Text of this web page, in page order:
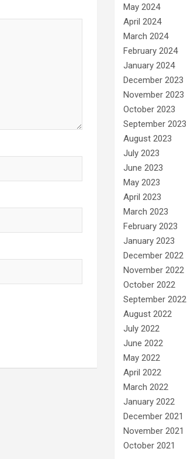
May 2024
April 2024
March 2024
February 2024
January 2024
December 2023
November 2023
October 2023
September 2023
August 2023
July 2023
June 2023
May 2023
April 2023
March 2023
February 2023
January 2023
December 2022
November 2022
October 2022
September 2022
August 2022
July 2022
June 2022
May 2022
April 2022
March 2022
January 2022
December 2021
November 2021
October 2021